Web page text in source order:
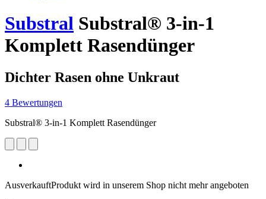
Substral Substral® 3-in-1
Komplett Rasendünger
Dichter Rasen ohne Unkraut
4 Bewertungen
Substral® 3-in-1 Komplett Rasendünger
AusverkauftProdukt wird in unserem Shop nicht mehr angeboten